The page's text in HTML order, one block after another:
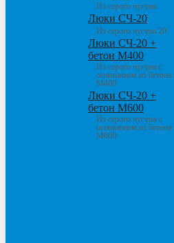
Из серого чугуна
Люки СЧ-20
Из серого чугуна 20
Люки СЧ-20 +
бетон М400
Из серого чугуна с
основанием из бетона
М400
Люки СЧ-20 +
бетон М600
Из серого чугуна с
основанием из бетона
М600